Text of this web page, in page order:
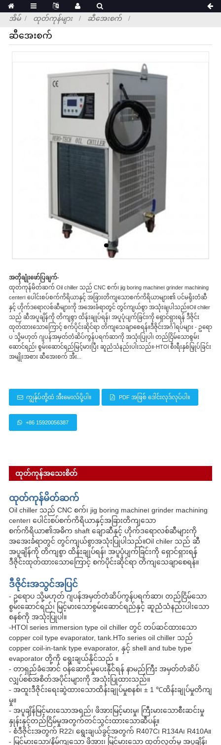
အိမ် ထုတ်ကုန်များ ဆီအေးစက်
ဆီအေးစက်
အတိုချုံးဖော်ပြချက်-
ထုတ်ကုန်မိတ်ဆက် Oil chiller သည် CNC စက်၊ jig boring machine၊ grinder machining
center၊ ပေါင်းစပ်စက်ကိရိယာနှင့် အခြားတိကျသောစက်ကိရိယာများ၏ ပင်မရိုးတံဆီ
နှင့် ဟိုက်ဒရောလစ်ဆီများကို အအေးခံရာတွင် တွင်ကျယ်စွာ အသုံးချပါသည်။Oil chiler
သည် ဆီအပူချိန်ကို တိကျစွာ ထိန်းချုပ်ရန်၊ အပူပုံပျက်ခြင်းကို ရှောင်ရှားရန် ဒီဇိုင်း
ထုတ်ထားသောကြောင့် စက်ပိုင်းဆိုင်ရာ တိကျသေချာစေရန်။ဒီဇိုင်းအင်္ဂါရပ်များ - ဥရော
ပ သို့မဟုတ် ဂျပန်အမှတ်တံဆိပ်ကွန်ပရက်ဆာကို အသုံးပြုပါ၊ တည်ငြိမ်သောစွမ်း
ဆောင်ရည်၊ စွမ်းဆောင်ရည်မြင့်မားပြီး ဆူညံသံနည်းပါးသည်။-HTOl စီးရီးနှစ်မြှုပ်ခြင်း
အမျိုးအစား ဆီအေးစက် အီး...
ကျွန်ုပ်တို့ထံ အီးမေးလ်ပို့ပါ။ PDF အဖြစ် ဒေါင်းလုဒ်လုပ်ပါ။
+86 15920056387
ထုတ်ကုန်အသေးစိတ်
ထုတ်ကုန်မိတ်ဆက်
Oil chiller သည် CNC စက်၊ jig boring machine၊ grinder machining
center၊ ပေါင်းစပ်စက်ကိရိယာနှင့်အခြားတိကျသော
စက်ကိရိယာ၏အဓိက shaft ချောဆီနှင့် ဟိုက်ဒရောလစ်ဆီများကို
အအေးခံရာတွင် တွင်ကျယ်စွာအသုံးပြုပါသည်။Oil chiler သည် ဆီ
အပူချိန်ကို တိကျစွာ ထိန်းချုပ်ရန်၊ အပူပုံပျက်ခြင်းကို ရှောင်ရှားရန်
ဒီဇိုင်းထုတ်ထားသောကြောင့် စက်ပိုင်းဆိုင်ရာ တိကျသေချာစေရန်။
ဒီဇိုင်းအသွင်အပြင်
- ဥရောပ သို့မဟုတ် ဂျပန်အမှတ်တံဆိပ်ကွန်ပရက်ဆာ၊ တည်ငြိမ်သော
စွမ်းဆောင်ရည်၊ မြင့်မားသောစွမ်းဆောင်ရည်နှင့် ဆူညံသံနည်းပါးသော
စနစ်ကို အသုံးပြုပါ။
-HTOl series immersion type oil chiller တွင် တပ်ဆင်ထားသော
copper coil type evaporator, tank.HTo series oil chiller သည်
copper coil-in-tank type evaporator, နှင့် shell and tube type
evaporator တို့ကို ရွေးချယ်နိုင်သည် ။
- တာရှည်ခံအောင် ဝန်ဆောင်မှုပေးနိုင်ရန် နာမည်ကြီး အမှတ်တံဆိပ်
လျှပ်စစ်အစိတ်အပိုင်းများကို အသုံးပြုထားသည်။
- အထူးဒီဇိုင်းရေးဆွဲထားသောထိန်းချုပ်မှုစနစ်၊ ± 1 ℃ထိန်းချုပ်မှုတိကျ
မှု။
- အပူချိန်မြင့်မားသောအရည်၊ ဖိအားမြင့်မားမှု၊ ကြီးမားသောစီးဆင်းမှု
နှုန်းနှင့်တည်ငြိမ်မှုအတွက်တင်သွင်းထားသောဆီပန့်။
- စံဒီဇိုင်းအတွက် R22၊ ရွေးချယ်ခွင့်အတွက် R407C၊ R134A၊ R410A။
- မြင့်မားသော/နိမ့်ကျသော ဖိအား၊ မြင့်မားသော ထုတ်လွှတ်မှု အပူချိန်၊